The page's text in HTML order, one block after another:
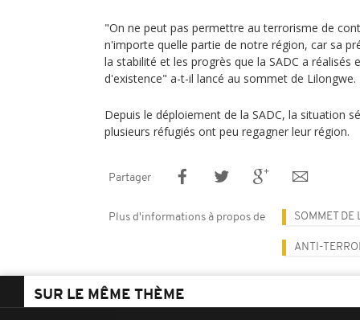
"On ne peut pas permettre au terrorisme de
n'importe quelle partie de notre région, car sa
la stabilité et les progrès que la SADC a réalisés
d'existence" a-t-il lancé au sommet de Lilongwe.
Depuis le déploiement de la SADC, la situation
plusieurs réfugiés ont peu regagner leur région.
Partager
Plus d'informations à propos de SOMMET DE
ANTI-
SUR LE MÊME THÈME